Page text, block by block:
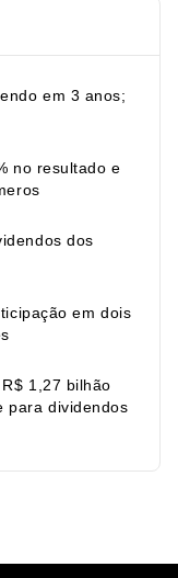
em 3 anos;
no resultado e
dos
em dois
1,27 bilhão
para dividendos